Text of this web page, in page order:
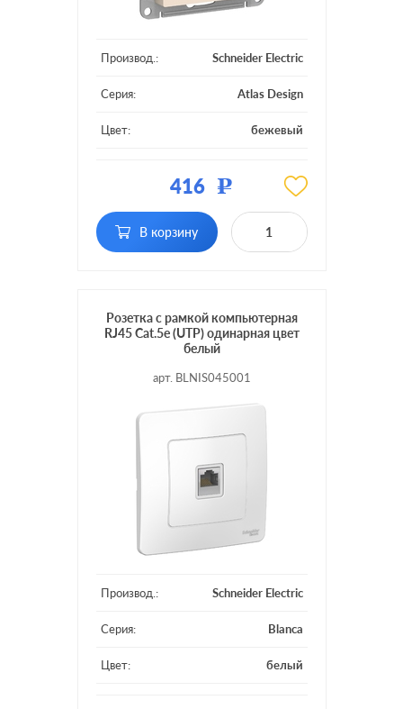
Производ.: Schneider Electric
Серия: Atlas Design
Цвет: бежевый
416 Р
В корзину
Розетка с рамкой компьютерная
RJ45 Cat.5e (UTP) одинарная цвет
белый
арт. BLNIS045001
Производ.: Schneider Electric
Серия: Blanca
Цвет: белый